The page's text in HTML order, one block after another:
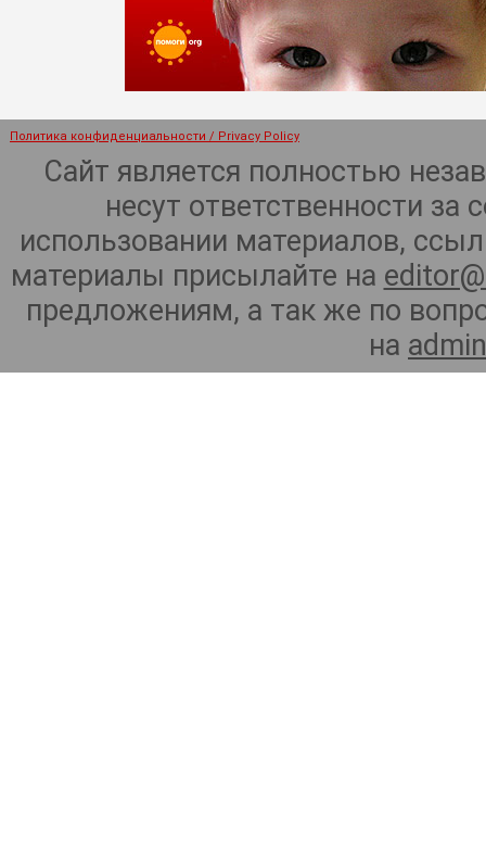
Политика конфиденциальности / Privacy Policy
Сайт является полностью
несут ответственности
использовании материалов,
материалы присылайте на
предложениям, а так же по
на